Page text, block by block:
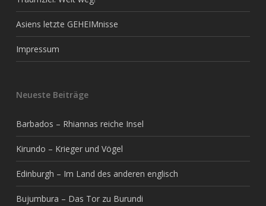
Asiens letzte GEHEIMnisse
Impressum
Neueste Beiträge
Barbados – Rhiannas reiche Insel
Kirundo – Krieger und Vögel
Edinburgh – Im Land des anderen englisch
Bujumbura – Das Tor zu Burundi